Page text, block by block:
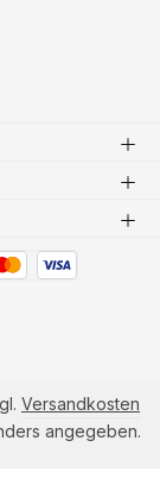
Versandkosten
angegeben.